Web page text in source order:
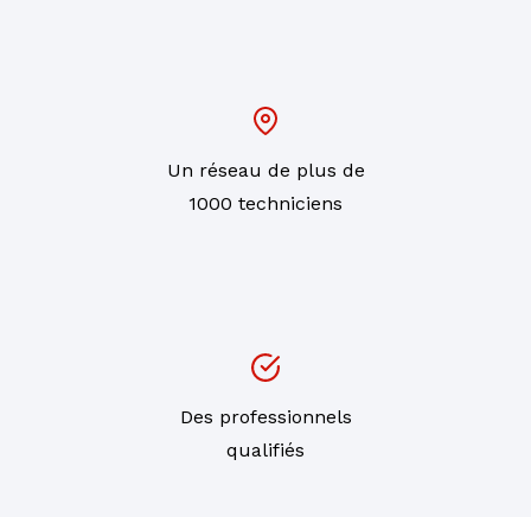
Un réseau de plus de
1000 techniciens
Des professionnels
qualifiés